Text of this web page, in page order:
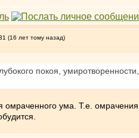
(16 лет тому назад)
покоя,
омраченного ума. Т.е.